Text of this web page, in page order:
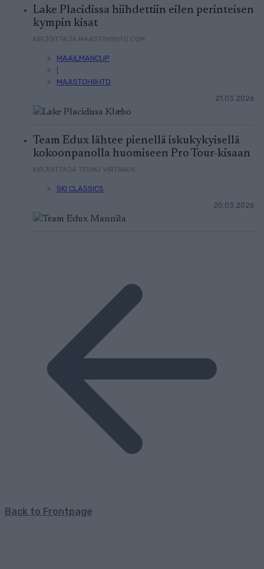
Lake Placidissa hiihdettiin eilen perinteisen
kympin kisat
KIRJOITTAJA MAASTOHIIHTO.COM
MAAILMANCUP
MAASTOHIIHTO
21.03.2026
Team Edux lähtee pienellä iskukykyisellä
kokoonpanolla huomiseen Pro Tour-kisaan
KIRJOITTAJA TEEMU VIRTANEN
SKI CLASSICS
20.03.2026
Back to Frontpage